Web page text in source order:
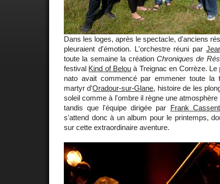
Dans les loges, après le spectacle, d'anciens
pleuraient d'émotion. L'orchestre réuni par
toute la semaine la création Chroniques de
festival Kind of Belou à Treignac en Corrèze.
nato avait commencé par emmener toute la
martyr d'Oradour-sur-Glane, histoire de les
soleil comme à l'ombre il règne une
tandis que l'équipe dirigée par Frank
s'attend donc à un album pour le printemps,
sur cette extraordinaire aventure.